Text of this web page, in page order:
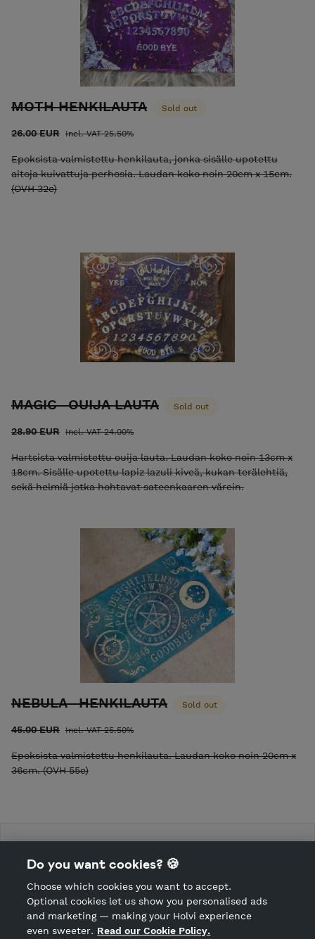
MOTH HENKILAUTA Sold out
26.00 EUR Incl. VAT 25.50%
Epoksista valmistettu henkilauta, jonka sisälle upotettu
aitoja kuivattuja perhosia. Laudan koko noin 20cm x 15cm.
(OVH 32e)
MAGIC -OUIJA LAUTA Sold out
28.90 EUR Incl. VAT 24.00%
Hartsista valmistettu ouija lauta. Laudan koko noin 13cm x
18cm. Sisälle upotettu lapiz lazuli kiveä, kukan terälehtiä,
sekä helmiä jotka hohtavat sateenkaaren värein.
NEBULA -HENKILAUTA Sold out
45.00 EUR Incl. VAT 25.50%
Epoksista valmistettu henkilauta. Laudan koko noin 20cm x
36cm. (OVH 55e)
CANCEL ORDER
Do you want cookies? 🍪
Choose which cookies you want to accept.
Optional cookies let us show you personalised ads
and marketing — making your Holvi experience
even sweeter. Read our Cookie Policy.